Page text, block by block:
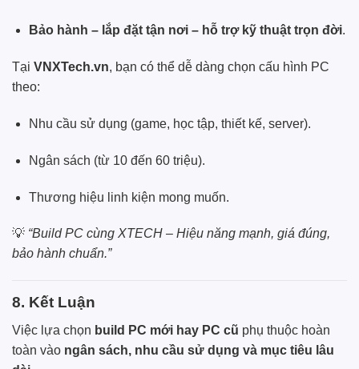
Bảo hành – lắp đặt tận nơi – hỗ trợ kỹ thuật trọn đời.
Tại VNXTech.vn, bạn có thể dễ dàng chọn cấu hình PC
theo:
Nhu cầu sử dụng (game, học tập, thiết kế, server).
Ngân sách (từ 10 đến 60 triệu).
Thương hiệu linh kiện mong muốn.
💡 “Build PC cùng XTECH – Hiệu năng mạnh, giá đúng,
bảo hành chuẩn.”
8. Kết Luận
Việc lựa chọn build PC mới hay PC cũ phụ thuộc hoàn
toàn vào ngân sách, nhu cầu sử dụng và mục tiêu lâu